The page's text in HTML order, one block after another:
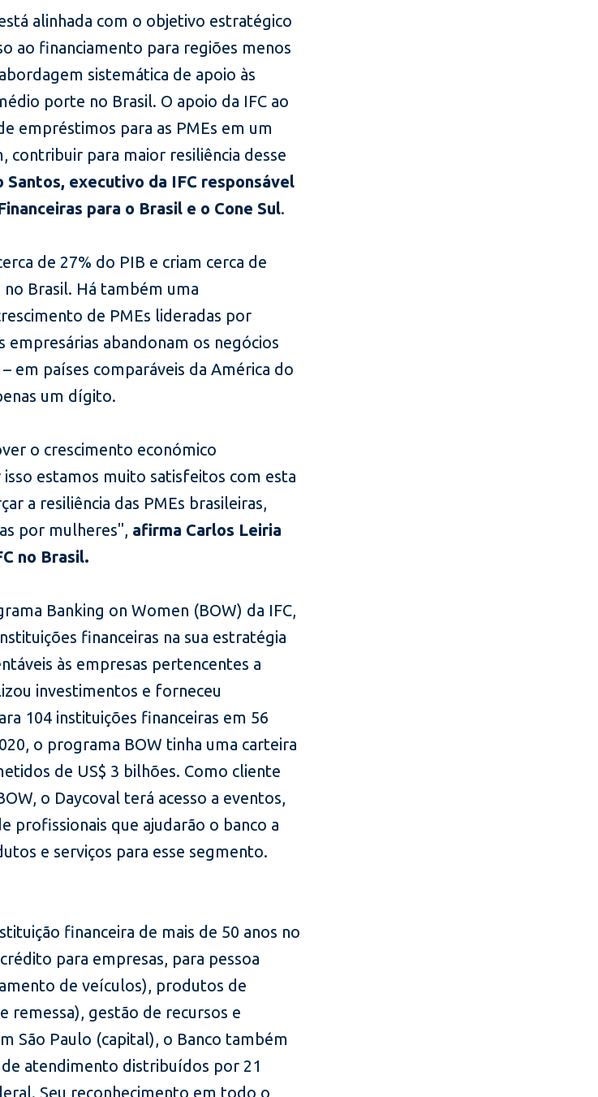
alinhada com o objetivo estratégico
ao financiamento para regiões menos
sistemática de apoio às
porte no Brasil. O apoio da IFC ao
empréstimos para as PMEs em um
contribuir para maior resiliência desse
Santos, executivo da IFC responsável
para o Brasil e o Cone Sul.
de 27% do PIB e criam cerca de
Brasil. Há também uma
de PMEs lideradas por
empresárias abandonam os negócios
em países comparáveis da América do
um dígito.
o crescimento económico
estamos muito satisfeitos com esta
a resiliência das PMEs brasileiras,
por mulheres", afirma Carlos Leiria
no Brasil.
Banking on Women (BOW) da IFC,
financeiras na sua estratégia
às empresas pertencentes a
investimentos e forneceu
104 instituições financeiras em 56
o programa BOW tinha uma carteira
de US$ 3 bilhões. Como cliente
o Daycoval terá acesso a eventos,
profissionais que ajudarão o banco a
e serviços para esse segmento.
financeira de mais de 50 anos no
para empresas, para pessoa
de veículos), produtos de
remessa), gestão de recursos e
São Paulo (capital), o Banco também
atendimento distribuídos por 21
Seu reconhecimento em todo o